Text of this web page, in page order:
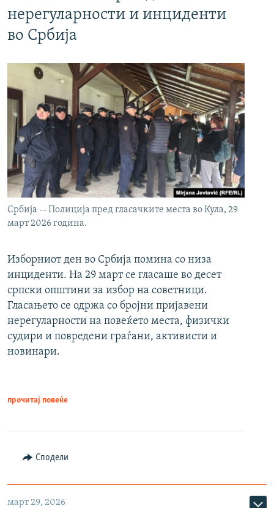
нерегуларности и инциденти
во Србија
Србија -- Полиција пред гласачките места во Кула, 29
март 2026 година.
Изборниот ден во Србија помина со низа
инциденти. На 29 март се гласаше во десет
српски општини за избор на советници.
Гласањето се одржа со бројни пријавени
нерегуларности на повеќето места, физички
судири и повредени граѓани, активисти и
новинари.
прочитај повеќе
Сподели
март 29, 2026